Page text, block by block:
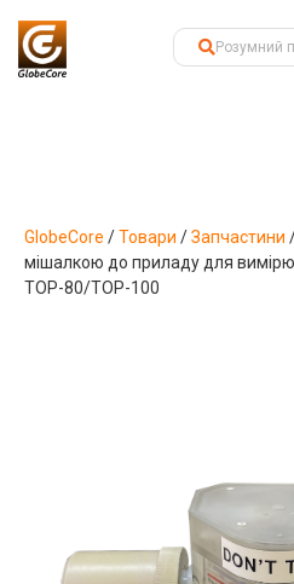
GlobeCore /Товари /Запчастини
мішалкою до приладу для
ТОР-80/ТОР-100